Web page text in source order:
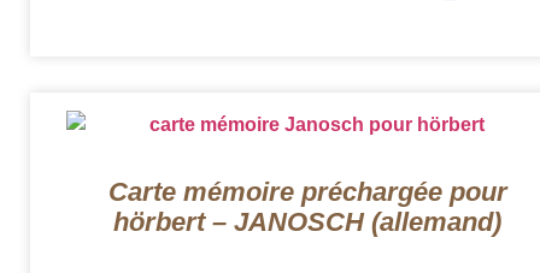
Carte mémoire préchargée pour
hörbert – JANOSCH (allemand)